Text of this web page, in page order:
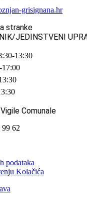
grisignana.hr
stranke
JEDINSTVENI
13:30
17:00
Comunale
62
podataka
Kolačića